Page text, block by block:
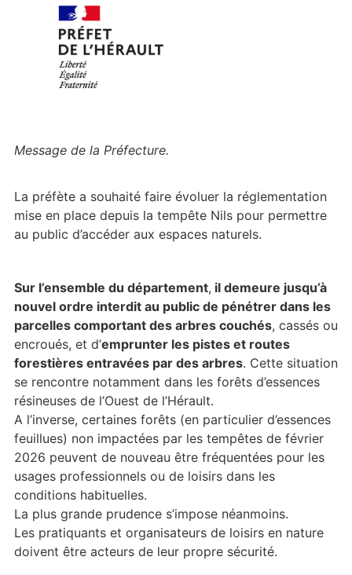
Message de la Préfecture.
La préfète a souhaité faire évoluer la réglementation
mise en place depuis la tempête Nils pour permettre
au public d’accéder aux espaces naturels.
Sur l’ensemble du département, il demeure jusqu’à
nouvel ordre interdit au public de pénétrer dans les
parcelles comportant des arbres couchés, cassés ou
encroués, et d’emprunter les pistes et routes
forestières entravées par des arbres. Cette situation
se rencontre notamment dans les forêts d’essences
résineuses de l’Ouest de l’Hérault.
A l’inverse, certaines forêts (en particulier d’essences
feuillues) non impactées par les tempêtes de février
2026 peuvent de nouveau être fréquentées pour les
usages professionnels ou de loisirs dans les
conditions habituelles.
La plus grande prudence s’impose néanmoins.
Les pratiquants et organisateurs de loisirs en nature
doivent être acteurs de leur propre sécurité.